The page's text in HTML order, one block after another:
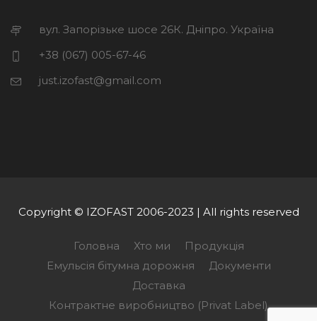
вул. Запорізьке шосе 26К. Дніпро. Україна
+38 (067) 005-67-46
just.izofast@gmail.com
Copyright © IZOFAST 2006-2023 | All rights reserved
Головна Хто ми
Продукція
Емульсія бітумна дорожня
Документи
Доставка
Контрактне виробництво (Privat Label)